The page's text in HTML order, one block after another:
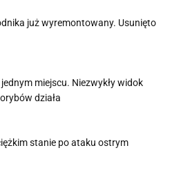
już wyremontowany. Usunięto
miejscu. Niezwykły widok
działa
stanie po ataku ostrym